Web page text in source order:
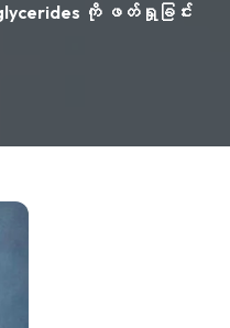
ကို ဖတ်ရှုခြင်း